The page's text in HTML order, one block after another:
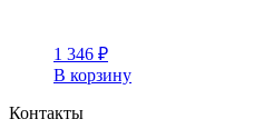
1 346 ₽
В корзину
Контакты